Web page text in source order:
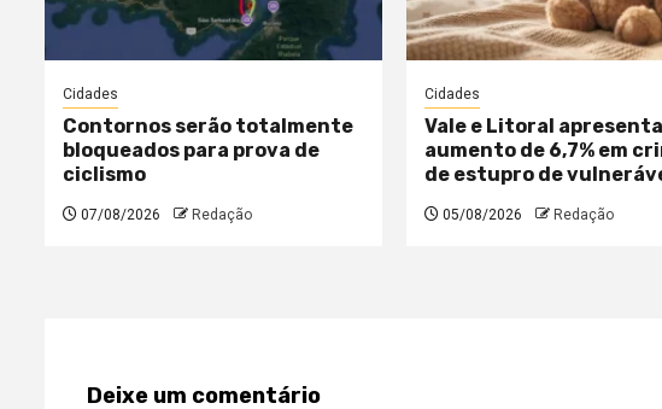
Cidades
Contornos serão totalmente
bloqueados para prova de
ciclismo
07/08/2026 Redação
Cidades
Vale e Litoral
aumento de 6,7% em
de estupro de
05/08/2026 Redação
Deixe um comentário